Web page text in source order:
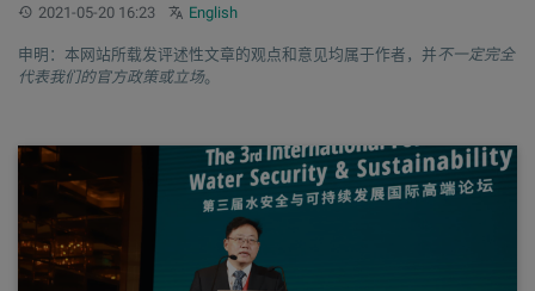
更新：2021-05-20 16:23 Other languages:
English
申明：本网站所载发评述性文章的观点和意见均属于作者，并 不一定完全
代表我们的官方政策或立场。